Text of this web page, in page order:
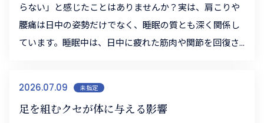
らない」と感じたことはありませんか？実は、肩こりや
腰痛は日中の姿勢だけでなく、睡眠の質とも深く関係し
ています。睡眠中は、日中に疲れた筋肉や関節を回復さ...
2026.07.09 未指定
足を組むクセが体に与える影響